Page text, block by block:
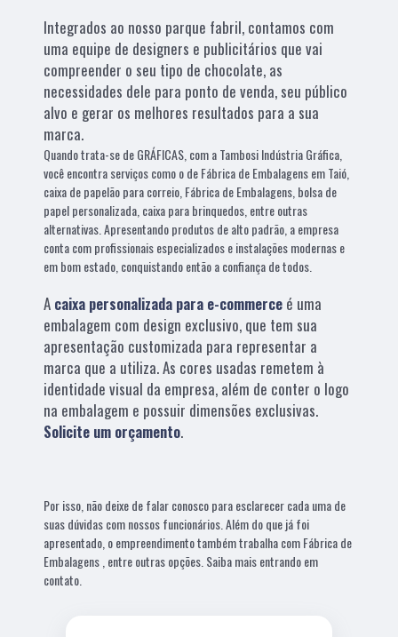
Integrados ao nosso parque fabril, contamos com
uma equipe de designers e publicitários que vai
compreender o seu tipo de chocolate, as
necessidades dele para ponto de venda, seu público
alvo e gerar os melhores resultados para a sua
marca.
Quando trata-se de GRÁFICAS, com a Tambosi Indústria Gráfica,
você encontra serviços como o de Fábrica de Embalagens em Taió,
caixa de papelão para correio, Fábrica de Embalagens, bolsa de
papel personalizada, caixa para brinquedos, entre outras
alternativas. Apresentando produtos de alto padrão, a empresa
conta com profissionais especializados e instalações modernas e
em bom estado, conquistando então a confiança de todos.
A caixa personalizada para e-commerce é uma
embalagem com design exclusivo, que tem sua
apresentação customizada para representar a
marca que a utiliza. As cores usadas remetem à
identidade visual da empresa, além de conter o logo
na embalagem e possuir dimensões exclusivas.
Solicite um orçamento.
Por isso, não deixe de falar conosco para esclarecer cada uma de
suas dúvidas com nossos funcionários. Além do que já foi
apresentado, o empreendimento também trabalha com Fábrica de
Embalagens , entre outras opções. Saiba mais entrando em
contato.